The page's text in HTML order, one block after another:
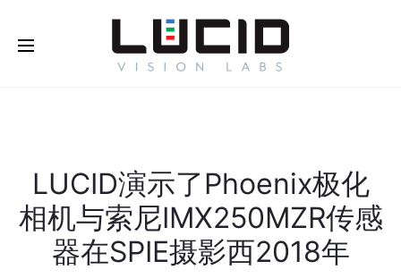
LUCID演示了Phoenix极化
相机与索尼IMX250MZR传感
器在SPIE摄影西2018年